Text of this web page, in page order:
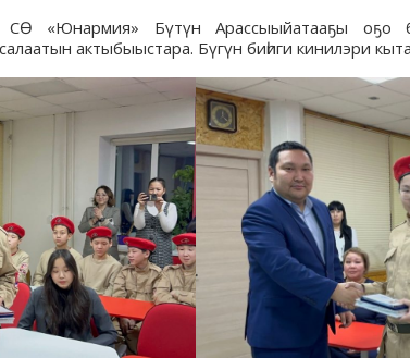
«Юнармия» Бүтүн Арассыыйатааҕы оҕо
актыбыыстара. Бүгүн биһиги кинилэри